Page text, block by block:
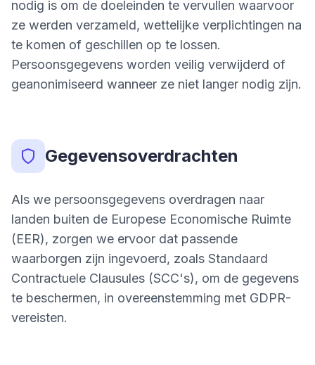
nodig is om de doeleinden te vervullen waarvoor
ze werden verzameld, wettelijke verplichtingen na
te komen of geschillen op te lossen.
Persoonsgegevens worden veilig verwijderd of
geanonimiseerd wanneer ze niet langer nodig zijn.
Gegevensoverdrachten
Als we persoonsgegevens overdragen naar
landen buiten de Europese Economische Ruimte
(EER), zorgen we ervoor dat passende
waarborgen zijn ingevoerd, zoals Standaard
Contractuele Clausules (SCC's), om de gegevens
te beschermen, in overeenstemming met GDPR-
vereisten.